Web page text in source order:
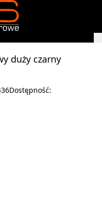
duży czarny
Dostępność: